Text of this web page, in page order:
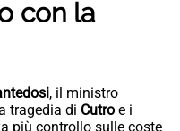
con la
, il ministro
tragedia di Cutro e i
più controllo sulle coste